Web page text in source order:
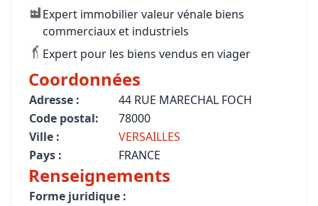
Expert immobilier valeur vénale biens
commerciaux et industriels
Expert pour les biens vendus en viager
Coordonnées
Adresse :
44 RUE MARECHAL FOCH
Code postal:
78000
Ville :
VERSAILLES
Pays :
FRANCE
Renseignements
Forme juridique :